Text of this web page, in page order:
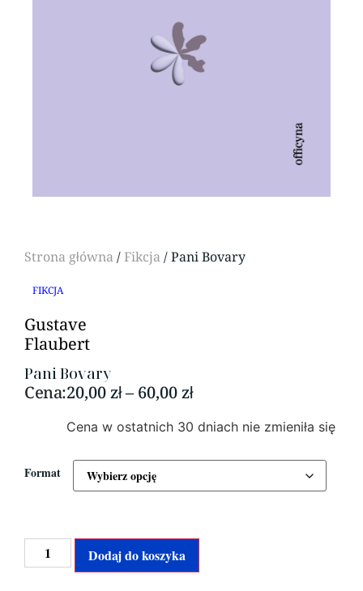
Strona główna /Fikcja / Pani Bovary
FIKCJA
Gustave
Flaubert
Pani Bovary
Cena:20,00zł – 60,00zł
Cena w ostatnich 30 dniach nie zmieniła się
Format
Dodaj do koszyka